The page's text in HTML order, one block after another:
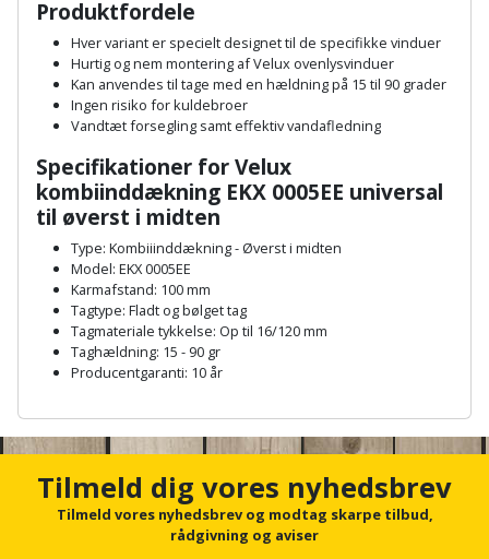
tagplader
Terrassebrædder
Terrasseopklodsning
Tråd
byggeri
Træ
Vinduer
plader
snor
Renseservietter
og
wipes
Sækkelukker
Saks
Savbuk
Savklinge
Skraber
Kantlimertilbehør
Kap-
geringssav
Kerneboremaskine
Klammepistol
Klippeværktøj
Kombokit
Kompressor
Lader
Ligesliber
Jagt
fritid
Jul
Kaffe
Klæbesøm
Køkkenudstyr
Lommelygte
Merchandise
Mobiltilbehør
Produktfordele
Hver variant er specielt designet til de specifikke vinduer
Hurtig og nem montering af Velux ovenlysvinduer
Kan anvendes til tage med en hældning på 15 til 90 grader
Ingen risiko for kuldebroer
Vandtæt forsegling samt effektiv vandafledning
Specifikationer for Velux
kombiinddækning EKX 0005EE universal
til øverst i midten
Type: Kombiiinddækning - Øverst i midten
Model: EKX 0005EE
Karmafstand: 100 mm
Tagtype: Fladt og bølget tag
Tagmateriale tykkelse: Op til 16/120 mm
Taghældning: 15 - 90 gr
Producentgaranti: 10 år
c
Tilmeld dig vores nyhedsbrev
Tilmeld vores nyhedsbrev og modtag skarpe tilbud,
rådgivning og aviser